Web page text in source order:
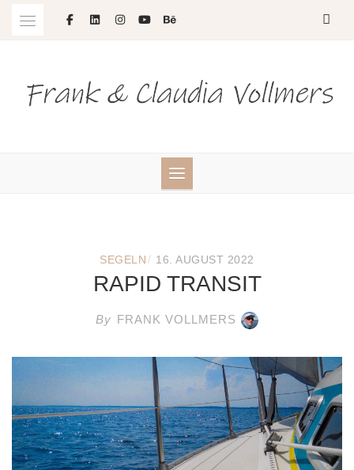
SEGELN / 16. AUGUST 2022
RAPID TRANSIT
By FRANK VOLLMERS